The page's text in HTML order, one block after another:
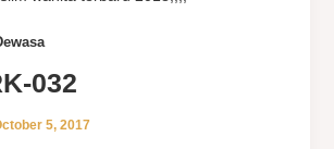
032
5, 2017